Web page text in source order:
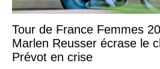
Tour de France Femmes
Marlen Reusser écrase le
Prévot en crise